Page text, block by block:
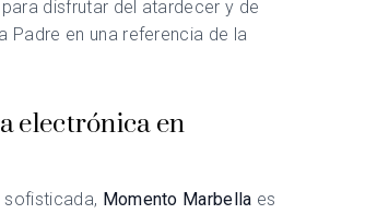
disfrutar del atardecer y de
Padre en una referencia de la
electrónica en
sofisticada, Momento Marbella es